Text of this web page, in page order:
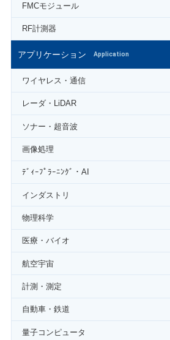
FMCモジュール
RF計測器
アプリケーション Application
ワイヤレス・通信
レーダ・LiDAR
ソナー・超音波
画像処理
ﾃﾞｨｰﾌﾟﾗｰﾆﾝｸﾞ・AI
インダストリ
物理科学
医療・バイオ
航空宇宙
計測・測定
自動車・鉄道
量子コンピュータ